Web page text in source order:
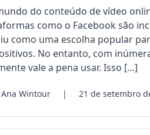
do conteúdo de vídeo
como o Facebook são
como uma escolha popular
No entanto, com
vale a pena usar. Isso […]
Ana Wintour | 21 de setembro